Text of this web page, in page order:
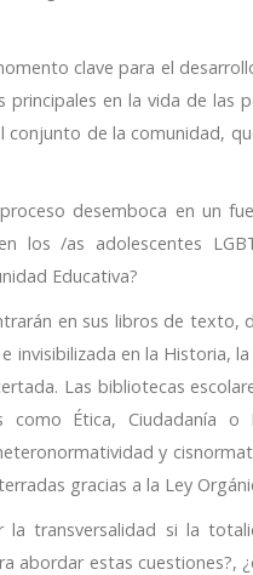
clave para el
en la vida de las
conjunto de la comunidad,
desemboca en un
los /as adolescentes
Educativa?
en sus libros de
invisibilizada en la Historia,
Las bibliotecas
como Ética, Ciudadanía
y
gracias a la Ley
la transversalidad si la
abordar estas cuestiones?,